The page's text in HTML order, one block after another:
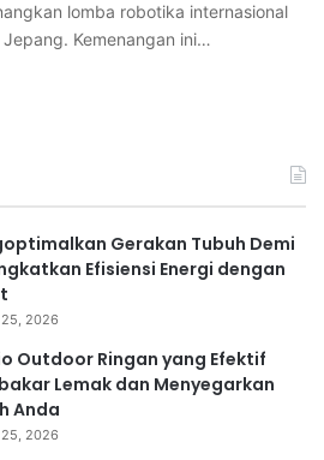
lomba robotika internasional
Kemenangan ini…
Gerakan Tubuh Demi
Efisiensi Energi dengan
2026
Outdoor Ringan yang Efektif
Lemak dan Menyegarkan
Anda
2026